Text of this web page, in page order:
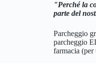
Perché la
parte del
Parcheggio
parcheggio
farmacia